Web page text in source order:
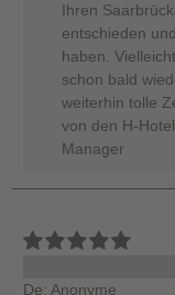
Ihren
entschieden
haben.
schon bald
weiterhin tolle
von den H-
Manager
De: Anonyme